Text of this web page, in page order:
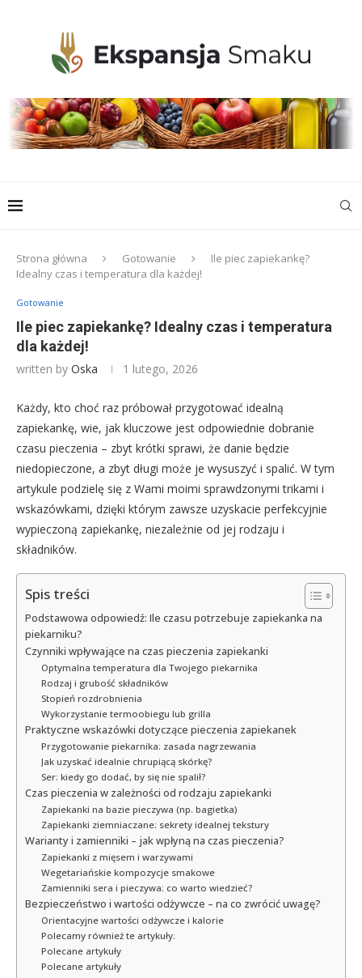
Strona główna Gotowanie
Ile piec zapiekankę?
Idealny czas i temperatura dla każdej!
Gotowanie
Ile piec zapiekankę? Idealny czas i temperatura
dla każdej!
written by Oska 1 lutego, 2026
Każdy, kto choć raz próbował przygotować idealną
zapiekankę, wie, jak kluczowe jest odpowiednie dobranie
czasu pieczenia – zbyt krótki sprawi, że danie będzie
niedopieczone, a zbyt długi może je wysuszyć i spalić. W tym
artykule podzielę się z Wami moimi sprawdzonymi trikami i
wskazówkami, dzięki którym zawsze uzyskacie perfekcyjnie
wypieczoną zapiekankę, niezależnie od jej rodzaju i
składników.
Spis treści
Podstawowa odpowiedź: Ile czasu potrzebuje zapiekanka na
piekarniku?
Czynniki wpływające na czas pieczenia zapiekanki
Optymalna temperatura dla Twojego piekarnika
Rodzaj i grubość składników
Stopień rozdrobnienia
Wykorzystanie termoobiegu lub grilla
Praktyczne wskazówki dotyczące pieczenia zapiekanek
Przygotowanie piekarnika: zasada nagrzewania
Jak uzyskać idealnie chrupiącą skórkę?
Ser: kiedy go dodać, by się nie spalił?
Czas pieczenia w zależności od rodzaju zapiekanki
Zapiekanki na bazie pieczywa (np. bagietka)
Zapiekanki ziemniaczane: sekrety idealnej tekstury
Warianty i zamienniki – jak wpłyną na czas pieczenia?
Zapiekanki z mięsem i warzywami
Wegetariańskie kompozycje smakowe
Zamienniki sera i pieczywa: co warto wiedzieć?
Bezpieczeństwo i wartości odżywcze – na co zwrócić uwagę?
Orientacyjne wartości odżywcze i kalorie
Polecamy również te artykuły:
Polecane artykuły
Polecane artykuły